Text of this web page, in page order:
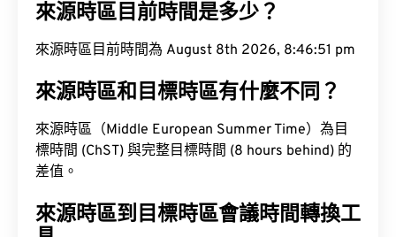
來源時區目前時間是多少？
來源時區目前時間為 August 8th 2026, 8:46:52 pm
來源時區和目標時區有什麼不同？
來源時區（Middle European Summer Time）為目
標時間 (ChST) 與完整目標時間 (8 hours behind) 的
差值。
來源時區到目標時區會議時間轉換工